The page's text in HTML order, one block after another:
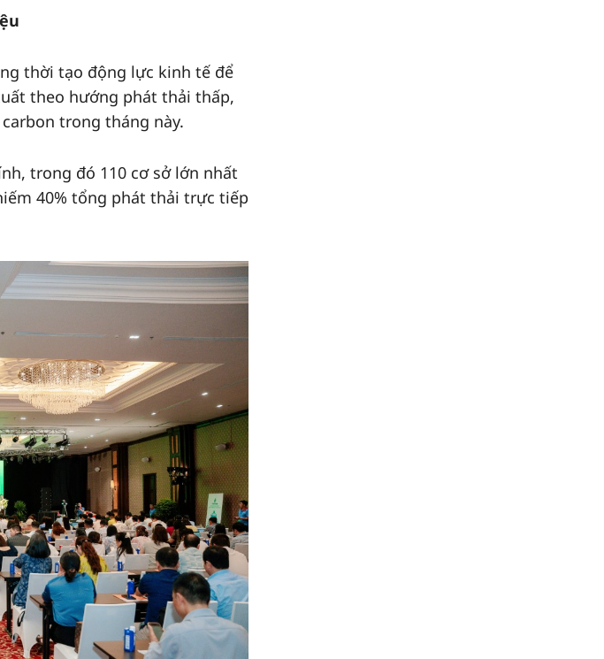
thời tạo động lực kinh tế để
theo hướng phát thải thấp,
trong tháng này.
trong đó 110 cơ sở lớn nhất
40% tổng phát thải trực tiếp